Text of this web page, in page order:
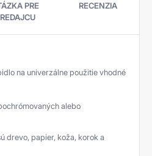
PRE
RECENZIA
na univerzálne použitie vhodné
alebo
drevo, papier, koža, korok a